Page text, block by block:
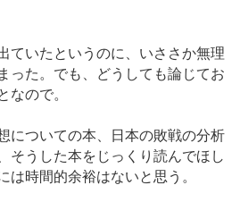
ていたというのに、いささか無理
った。でも、どうしても論じてお
なので。
についての本、日本の敗戦の分析
そうした本をじっくり読んでほし
は時間的余裕はないと思う。